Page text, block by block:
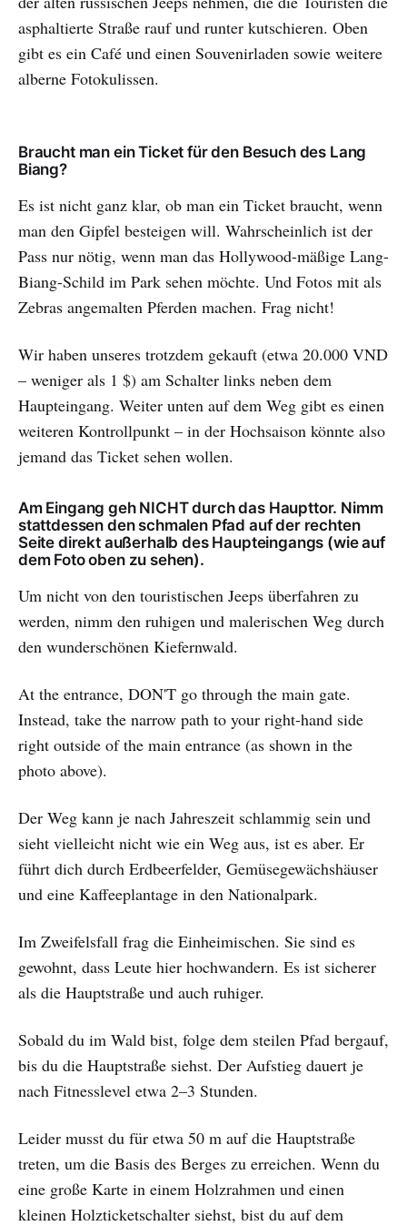
asphaltierte Straße rauf und runter kutschieren. Oben
gibt es ein Café und einen Souvenirladen sowie weitere
alberne Fotokulissen.
Braucht man ein Ticket für den Besuch des Lang
Biang?
Es ist nicht ganz klar, ob man ein Ticket braucht, wenn
man den Gipfel besteigen will. Wahrscheinlich ist der
Pass nur nötig, wenn man das Hollywood-mäßige Lang-
Biang-Schild im Park sehen möchte. Und Fotos mit als
Zebras angemalten Pferden machen. Frag nicht!
Wir haben unseres trotzdem gekauft (etwa 20.000 VND
– weniger als 1 $) am Schalter links neben dem
Haupteingang. Weiter unten auf dem Weg gibt es einen
weiteren Kontrollpunkt – in der Hochsaison könnte also
jemand das Ticket sehen wollen.
Am Eingang geh NICHT durch das Haupttor. Nimm
stattdessen den schmalen Pfad auf der rechten
Seite direkt außerhalb des Haupteingangs (wie auf
dem Foto oben zu sehen).
Um nicht von den touristischen Jeeps überfahren zu
werden, nimm den ruhigen und malerischen Weg durch
den wunderschönen Kiefernwald.
At the entrance, DON'T go through the main gate.
Instead, take the narrow path to your right-hand side
right outside of the main entrance (as shown in the
photo above).
Der Weg kann je nach Jahreszeit schlammig sein und
sieht vielleicht nicht wie ein Weg aus, ist es aber. Er
führt dich durch Erdbeerfelder, Gemüsegewächshäuser
und eine Kaffeeplantage in den Nationalpark.
Im Zweifelsfall frag die Einheimischen. Sie sind es
gewohnt, dass Leute hier hochwandern. Es ist sicherer
als die Hauptstraße und auch ruhiger.
Sobald du im Wald bist, folge dem steilen Pfad bergauf,
bis du die Hauptstraße siehst. Der Aufstieg dauert je
nach Fitnesslevel etwa 2–3 Stunden.
Leider musst du für etwa 50 m auf die Hauptstraße
treten, um die Basis des Berges zu erreichen. Wenn du
eine große Karte in einem Holzrahmen und einen
kleinen Holzticketschalter siehst, bist du auf dem